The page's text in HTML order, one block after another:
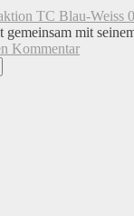
TC Blau-Weiss
mit
Kommentar